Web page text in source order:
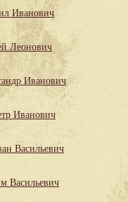
Иванович
Леонович
Иванович
Иванович
Васильевич
Васильевич